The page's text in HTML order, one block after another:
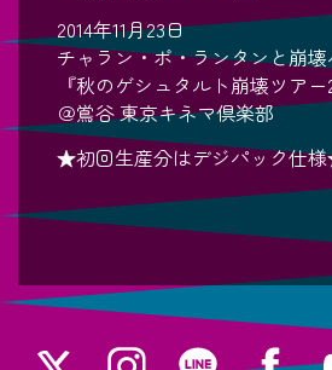
2014年11月23日
チャラン・ポ・ランタンと崩
『秋のゲシュタルト崩壊ツアー
＠鴬谷 東京キネマ倶楽部
★初回生産分はデジパック仕